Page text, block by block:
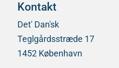
Kontakt
Det' Dan'sk
Teglgårdsstræde 17
1452 København